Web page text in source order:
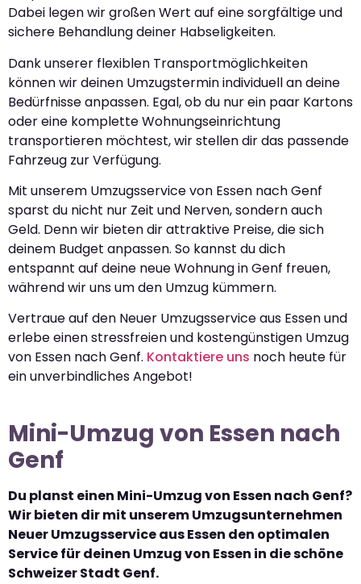
Dabei legen wir großen Wert auf eine sorgfältige und
sichere Behandlung deiner Habseligkeiten.
Dank unserer flexiblen Transportmöglichkeiten
können wir deinen Umzugstermin individuell an deine
Bedürfnisse anpassen. Egal, ob du nur ein paar Kartons
oder eine komplette Wohnungseinrichtung
transportieren möchtest, wir stellen dir das passende
Fahrzeug zur Verfügung.
Mit unserem Umzugsservice von Essen nach Genf
sparst du nicht nur Zeit und Nerven, sondern auch
Geld. Denn wir bieten dir attraktive Preise, die sich
deinem Budget anpassen. So kannst du dich
entspannt auf deine neue Wohnung in Genf freuen,
während wir uns um den Umzug kümmern.
Vertraue auf den Neuer Umzugsservice aus Essen und
erlebe einen stressfreien und kostengünstigen Umzug
von Essen nach Genf. Kontaktiere uns noch heute für
ein unverbindliches Angebot!
Mini-Umzug von Essen nach
Genf
Du planst einen Mini-Umzug von Essen nach Genf?
Wir bieten dir mit unserem Umzugsunternehmen
Neuer Umzugsservice aus Essen den optimalen
Service für deinen Umzug von Essen in die schöne
Schweizer Stadt Genf.